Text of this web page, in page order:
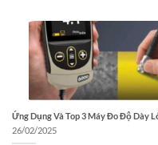
Ứng Dụng Và Top 3 Máy Đo Độ Dày
26/02/2025